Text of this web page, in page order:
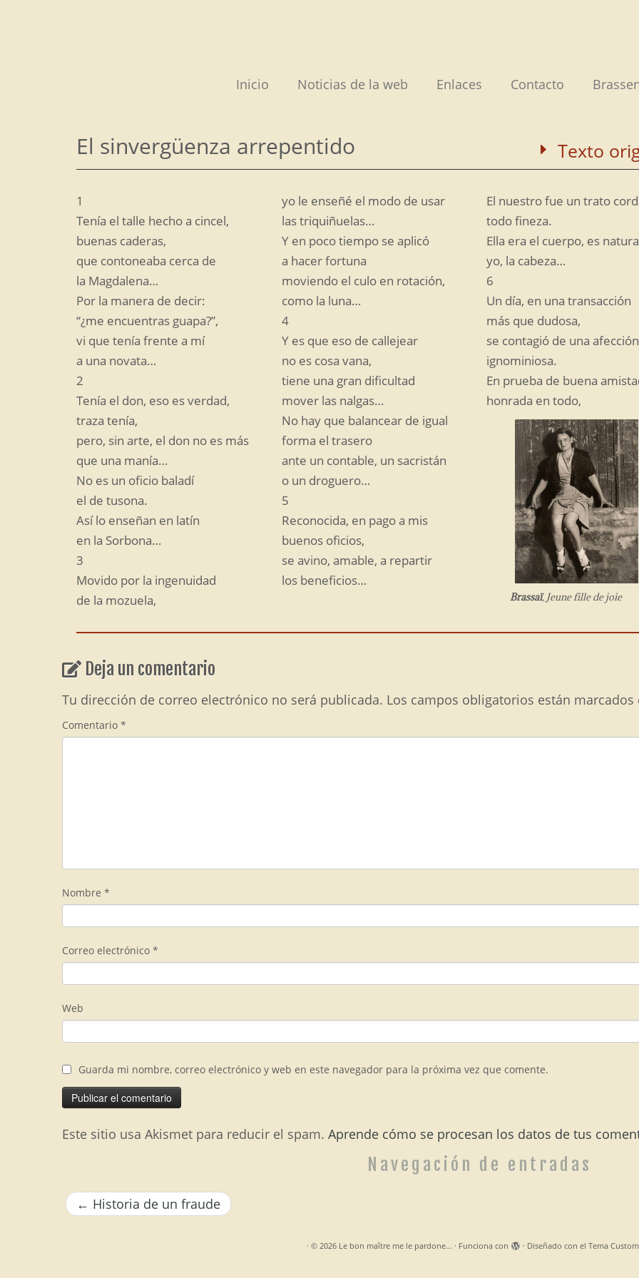
Inicio Noticias de la web Enlaces Contacto
El sinvergüenza arrepentido Texto
1
Tenía el talle hecho a cincel,
buenas caderas,
que contoneaba cerca de
la Magdalena…
Por la manera de decir:
“¿me encuentras guapa?”,
vi que tenía frente a mí
a una novata…
2
Tenía el don, eso es verdad,
traza tenía,
pero, sin arte, el don no es más
que una manía…
No es un oficio baladí
el de tusona.
Así lo enseñan en latín
en la Sorbona…
3
Movido por la ingenuidad
de la mozuela,
yo le enseñé el modo de usar
las triquiñuelas…
Y en poco tiempo se aplicó
a hacer fortuna
moviendo el culo en rotación,
como la luna…
4
Y es que eso de callejear
no es cosa vana,
tiene una gran dificultad
mover las nalgas…
No hay que balancear de igual
forma el trasero
ante un contable, un sacristán
o un droguero…
5
Reconocida, en pago a mis
buenos oficios,
se avino, amable, a repartir
los beneficios…
El nuestro fue un trato
todo fineza.
Ella era el cuerpo, es
yo, la cabeza…
6
Un día, en una transacción
más que dudosa,
se contagió de una afección
ignominiosa.
En prueba de buena
honrada en todo,
Brassaï, Jeune fille de joie
Deja un comentario
Tu dirección de correo electrónico no será publicada. Los campos obligatorios están marcados
Comentario *
Nombre *
Correo electrónico *
Web
Guarda mi nombre, correo electrónico y web en este navegador para la próxima vez que comente.
Este sitio usa Akismet para reducir el spam. Aprende cómo se procesan los datos de tus
Navegación de entradas
← Historia de un fraude
· © 2026 Le bon maître me le pardone... · Funciona con · Diseñado con el Tema